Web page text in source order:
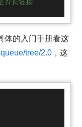
体的入门手册看这
tree/2.0 ，这